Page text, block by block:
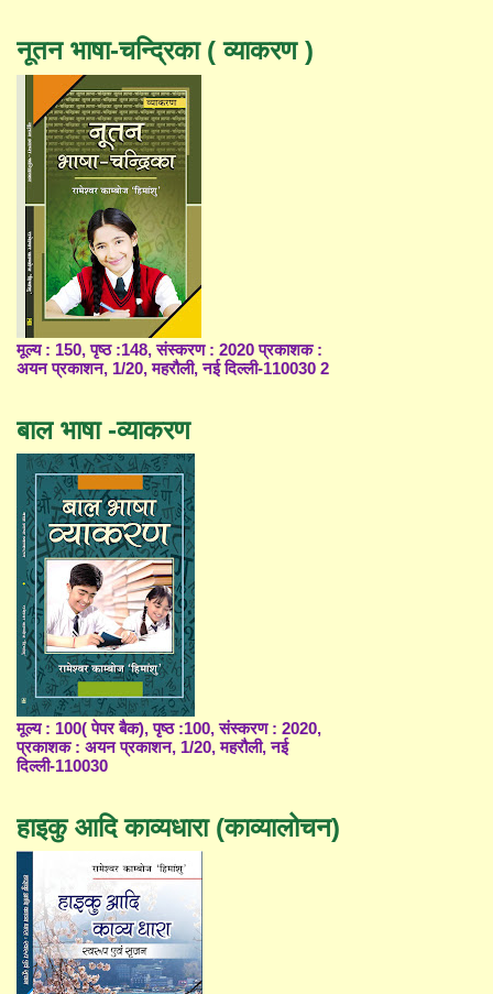
नूतन भाषा-चन्द्रिका ( व्याकरण )
मूल्य : 150, पृष्ठ :148, संस्करण : 2020 प्रकाशक :
अयन प्रकाशन, 1/20, महरौली, नई दिल्ली-110030 2
बाल भाषा -व्याकरण
मूल्य : 100( पेपर बैक), पृष्ठ :100, संस्करण : 2020,
प्रकाशक : अयन प्रकाशन, 1/20, महरौली, नई
दिल्ली-110030
हाइकु आदि काव्यधारा (काव्यालोचन)